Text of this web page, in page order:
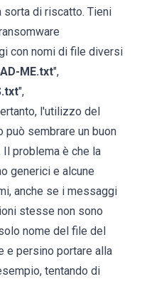
sorta di riscatto. Tieni
con nomi di file diversi
ME.txt",
",
l'utilizzo del
sembrare un buon
problema è che la
generici e alcune
anche se i messaggi
stesse non sono
nome del file del
e persino portare alla
tentando di